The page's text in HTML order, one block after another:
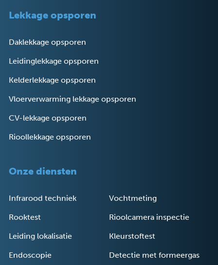
Lekkage opsporen
Daklekkage opsporen
Leidinglekkage opsporen
Kelderlekkage opsporen
Vloerverwarming lekkage opsporen
CV-lekkage opsporen
Rioollekkage opsporen
Onze diensten
Infrarood techniek Vochtmeting
Rooktest Rioolcamera inspectie
Leiding lokalisatie Kleurstoftest
Endoscopie Detectie met formeergas